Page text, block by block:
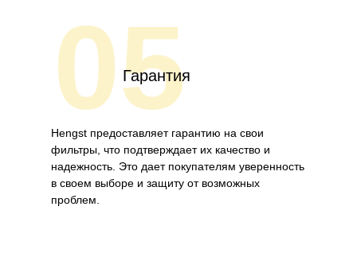
05
Гарантия
Hengst предоставляет гарантию на свои
фильтры, что подтверждает их качество и
надежность. Это дает покупателям уверенность
в своем выборе и защиту от возможных
проблем.